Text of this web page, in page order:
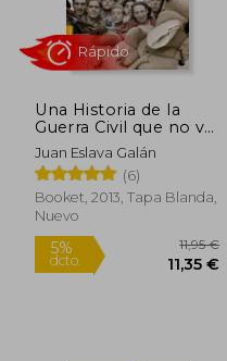
5%
dcto. 10,40
Una Historia de la
Guerra Civil que no va
a Gustar a Nadie
Juan Eslava Galán
(6)
Booket, 2013, Tapa Blanda,
Nuevo